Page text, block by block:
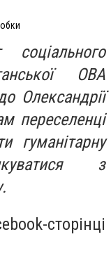
ОВА
Олександрії
переселенці
гуманітарну
з
сторінці